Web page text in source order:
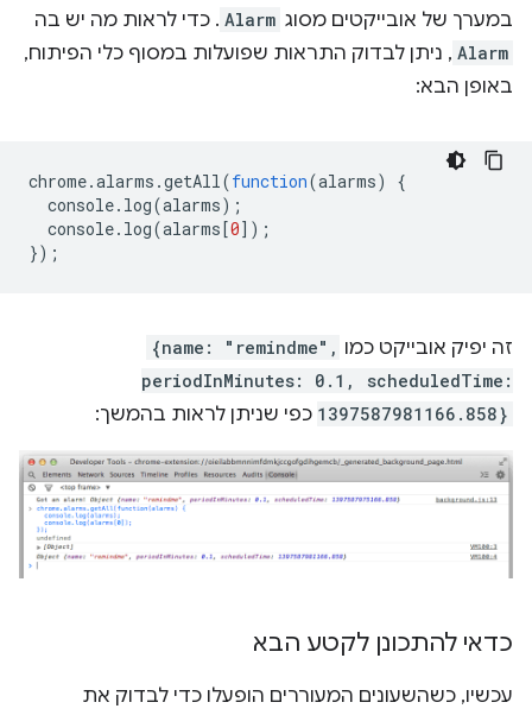
במערך של אובייקטים מסוג Alarm . כדי לראות מה יש בה
Alarm , ניתן לבדוק התראות שפועלות במסוף כלי הפיתוח,
באופן הבא:
chrome.alarms .getAll (function(alarms)
{
console. log(alarms);
console. log(alarms[0]);
});
זה יפיק אובייקט כמו {name: "remindme",
periodInMinutes: 0.1, scheduledTime:
1397587981166.858} כפי שניתן לראות בהמשך:
כדאי להתכונן לקטע הבא
עכשיו, כשהשעונים המעוררים הופעלו כדי לבדוק את